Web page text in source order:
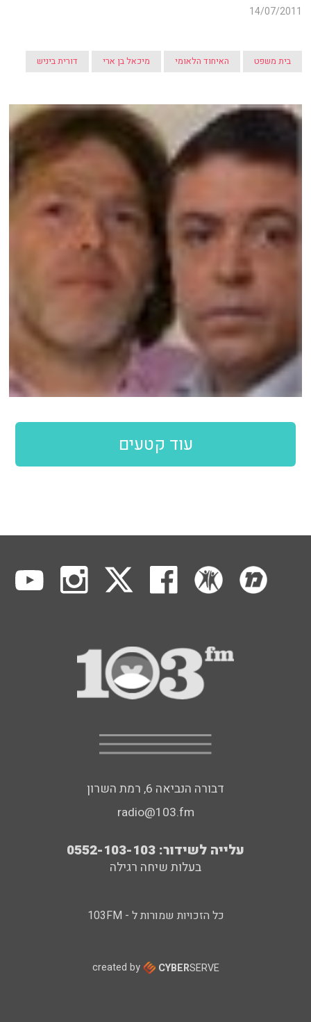
14/07/2011
בית משפט האיחוד הלאומי מיכאל בן ארי דורית ביניש
עוד קטעים
דבורה הנביאה 6, רמת השרון
radio@103.fm
עלייה לשידור: 0552-103-103
בעלות שיחה רגילה
כל הזכויות שמורות ל - 103FM
created by CYBERSERVE